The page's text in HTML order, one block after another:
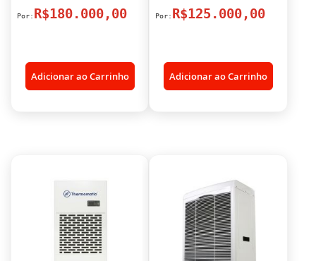
R$180.000,00
Adicionar ao Carrinho
R$125.000,00
Adicionar ao Carrinho